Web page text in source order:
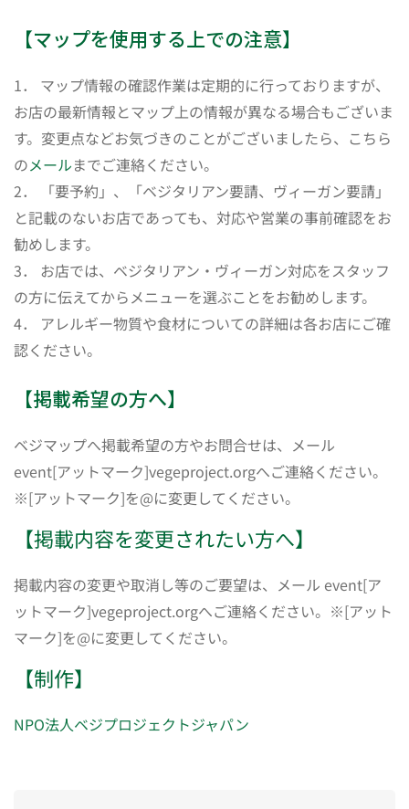
【マップを使用する上での注意】
1． マップ情報の確認作業は定期的に行っておりますが、
お店の最新情報とマップ上の情報が異なる場合もございま
す。変更点などお気づきのことがございましたら、こちら
のメールまでご連絡ください。
2． 「要予約」、「ベジタリアン要請、ヴィーガン要請」
と記載のないお店であっても、対応や営業の事前確認をお
勧めします。
3． お店では、ベジタリアン・ヴィーガン対応をスタッフ
の方に伝えてからメニューを選ぶことをお勧めします。
4． アレルギー物質や食材についての詳細は各お店にご確
認ください。
【掲載希望の方へ】
ベジマップへ掲載希望の方やお問合せは、メール
event[アットマーク]vegeproject.orgへご連絡ください。
※[アットマーク]を@に変更してください。
【掲載内容を変更されたい方へ】
掲載内容の変更や取消し等のご要望は、メール event[ア
ットマーク]vegeproject.orgへご連絡ください。※[アット
マーク]を@に変更してください。
【制作】
NPO法人ベジプロジェクトジャパン